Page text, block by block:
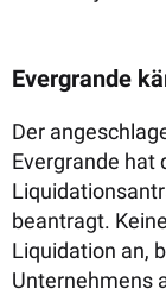
Evergrande
Der
Evergrande hat
beantragt.
Liquidation an,
Unternehmens